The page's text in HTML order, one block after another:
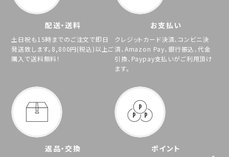
配送・送料
土日祝も15時までのご注文で即日
発送致します。8,800円(税込)以上ご
購入で送料無料！
お支払い
クレジットカード決済、コンビニ決
済、Amazon Pay、銀行振込、代金
引換、Paypay支払いがご利用頂け
ます。
返品・交換 ポイント